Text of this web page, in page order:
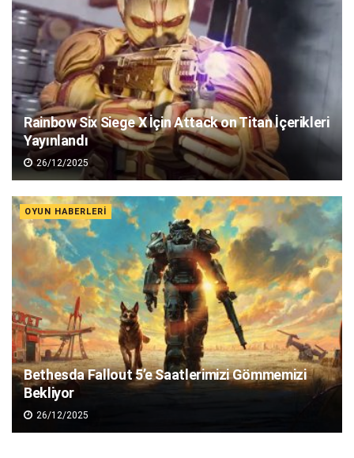
Rainbow Six Siege X İçin Attack on Titan İçerikleri
Yayınlandı
26/12/2025
OYUN HABERLERI
Bethesda Fallout 5’e Saatlerimizi Gömmemizi
Bekliyor
26/12/2025